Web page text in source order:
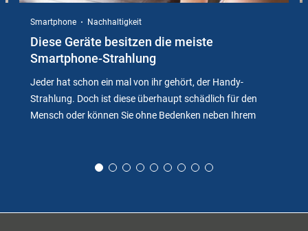
Smartphone Nachhaltigkeit
Diese Geräte besitzen die meiste
Smartphone-Strahlung
Jeder hat schon ein mal von ihr gehört, der Handy-
Strahlung. Doch ist diese überhaupt schädlich für den
Mensch oder können Sie ohne Bedenken neben Ihrem